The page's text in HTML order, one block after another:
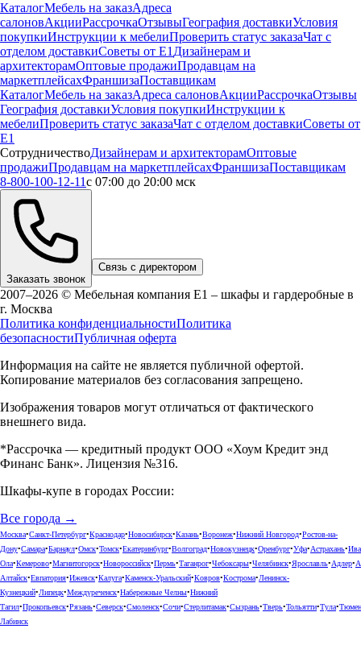
КаталогМебель на заказАдреса
салоновАкцииРассрочкаОтзывыГеография доставкиУсловия
покупкиИнструкции к мебелиПроверить статус заказаЧат с
отделом доставкиСоветы от Е1 Дизайнерам и
архитекторамОптовые продажиПродавцам на
маркетплейсахФраншизаПоставщикам
КаталогМебель на заказАдреса салоновАкцииРассрочкаОтзывы
География доставкиУсловия покупкиИнструкции к
мебелиПроверить статус заказаЧат с отделом доставкиСоветы от
Е1
СотрудничествоДизайнерам и архитекторамОптовые
продажиПродавцам на маркетплейсахФраншизаПоставщикам
8-800-100-12-11с 07:00 до 20:00 мск
Заказать звонок
Связь с директором
2007–2026 © Мебельная компания Е1 – шкафы и гардеробные в
г. Москва
Политика конфиденциальностиПолитика
безопасностиПубличная оферта
Информация на сайте не является публичной офертой.
Копирование материалов без согласования запрещено.
Изображения товаров могут отличаться от фактического
внешнего вида.
*Рассрочка — кредитный продукт ООО «Хоум Кредит энд
Финанс Банк». Лицензия №316.
Шкафы-купе в городах России:
Все города →
Москва•Санкт-Петербург•Краснодар•Новосибирск•Казань•Воронеж•Нижний Новгород•Ростов-на-
Дону•Самара•Барнаул•Омск•Томск•Екатеринбург•Волгоград•Новокузнецк•Оренбург•Уфа•Астрахань•
Ола•Кемерово•Магнитогорск•Новороссийск•Пермь•Таганрог•Чебоксары•Челябинск•Ярославль•Адлер•
Алтайск•Евпатория•Ижевск•Калуга•Каменск-Уральский•Ковров•Кострома•Ленинск-
Кузнецкий•Липецк•Междуреченск•Набережные Челны•Нижний
Тагил•Прокопьевск•Рязань•Северск•Смоленск•Сочи•Стерлитамак•Сызрань•Тверь•Тольятти•Тула•
Лабинск